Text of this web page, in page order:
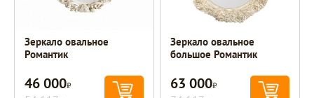
Зеркало овальное
Романтик
46 000Р
Зеркало овальное
большое Романтик
63 000Р